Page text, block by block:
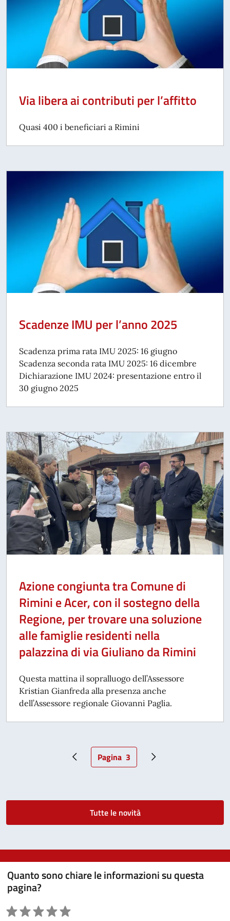
Via libera ai contributi per l’affitto
Quasi 400 i beneficiari a Rimini
Scadenze IMU per l’anno 2025
Scadenza prima rata IMU 2025: 16 giugno
Scadenza seconda rata IMU 2025: 16 dicembre
Dichiarazione IMU 2024: presentazione entro il
30 giugno 2025
Azione congiunta tra Comune di
Rimini e Acer, con il sostegno della
Regione, per trovare una soluzione
alle famiglie residenti nella
palazzina di via Giuliano da Rimini
Questa mattina il sopralluogo dell’Assessore
Kristian Gianfreda alla presenza anche
dell’Assessore regionale Giovanni Paglia.
Pagina precedente
Pagina attuale
Pagina 3 Pagina successiva
Tutte le novità
Quanto sono chiare le informazioni su questa
pagina?
Valutazione